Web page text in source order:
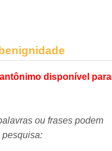
disponível para
ou frases podem
pesquisa: